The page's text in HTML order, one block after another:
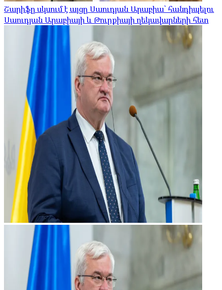
Շարիֆը սկսում է այցը Սաուդյան Արաբիա՝ հանդիպելու
Սաուդյան Արաբիայի և Թուրքիայի ղեկավարների հետ